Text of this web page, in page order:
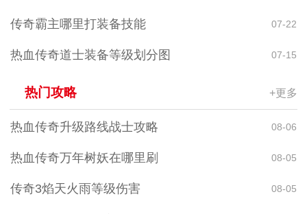
传奇霸主哪里打装备技能 07-22
热血传奇道士装备等级划分图 07-15
热门攻略 +更多
热血传奇升级路线战士攻略 08-06
热血传奇万年树妖在哪里刷 08-05
传奇3焰天火雨等级伤害 08-05